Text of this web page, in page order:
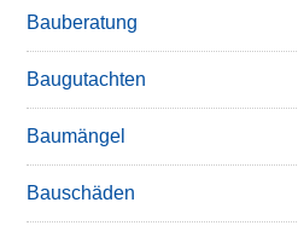
Bauberatung
Baugutachten
Baumängel
Bauschäden